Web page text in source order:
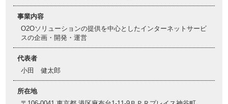
事業内容
O2Oソリューションの提供を中心としたインターネットサービ
スの企画・開発・運営
代表者
小田 健太郎
所在地